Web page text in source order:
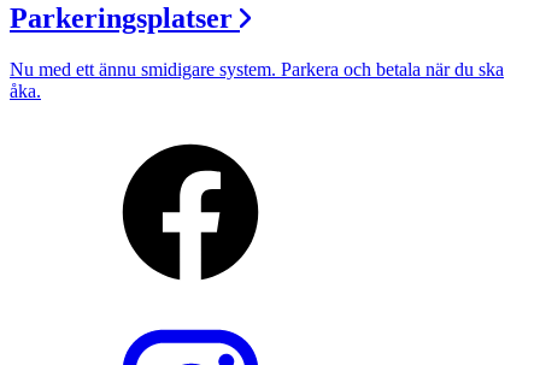
Parkeringsplatser
Nu med ett ännu smidigare system. Parkera och betala när du ska
åka.